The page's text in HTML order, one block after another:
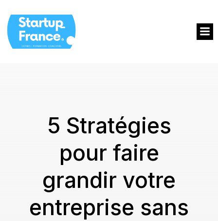
5 Stratégies
pour faire
grandir votre
entreprise sans